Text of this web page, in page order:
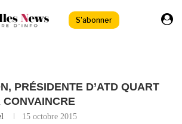
S'abonner
PRÉSIDENTE D’ATD QUART
CONVAINCRE
15 octobre 2015